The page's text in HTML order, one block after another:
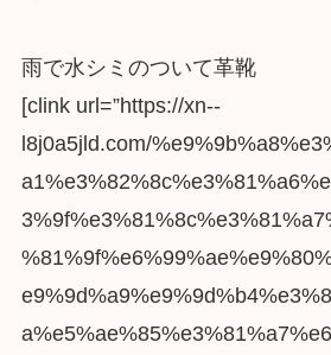
雨で水シミのついて革靴
[clink url=”https://xn--
l8j0a5jld.com/